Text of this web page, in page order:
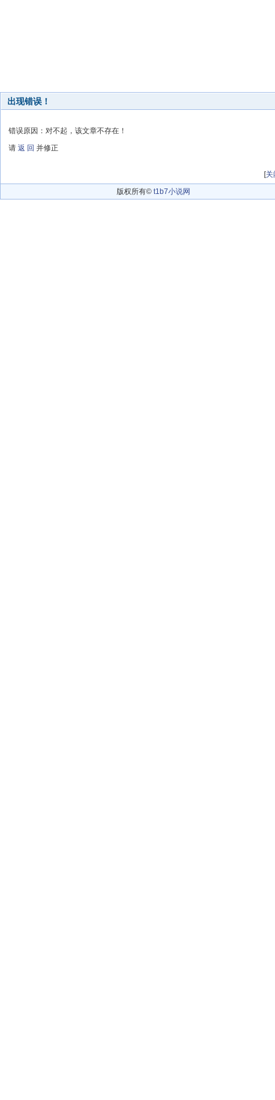
出现错误！
错误原因：对不起，该文章不存在！
请 返 回 并修正
[关
版权所有© t1b7小说网